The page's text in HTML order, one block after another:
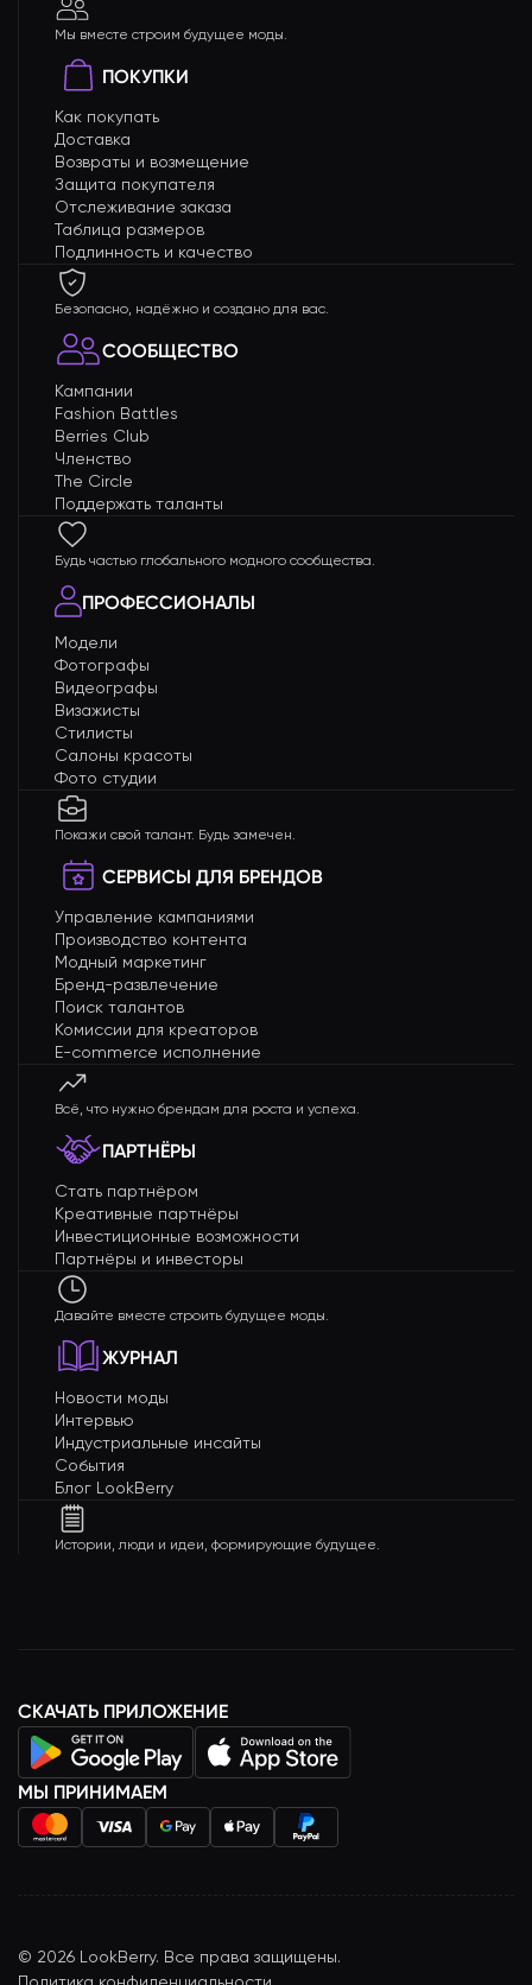
Мы вместе строим будущее моды.
ПОКУПКИ
Как покупать
Доставка
Возвраты и возмещение
Защита покупателя
Отслеживание заказа
Таблица размеров
Подлинность и качество
Безопасно, надёжно и создано для вас.
СООБЩЕСТВО
Кампании
Fashion Battles
Berries Club
Членство
The Circle
Поддержать таланты
Будь частью глобального модного сообщества.
ПРОФЕССИОНАЛЫ
Модели
Фотографы
Видеографы
Визажисты
Стилисты
Салоны красоты
Фото студии
Покажи свой талант. Будь замечен.
СЕРВИСЫ ДЛЯ БРЕНДОВ
Управление кампаниями
Производство контента
Модный маркетинг
Бренд-развлечение
Поиск талантов
Комиссии для креаторов
E-commerce исполнение
Всё, что нужно брендам для роста и успеха.
ПАРТНЁРЫ
Стать партнёром
Креативные партнёры
Инвестиционные возможности
Партнёры и инвесторы
Давайте вместе строить будущее моды.
ЖУРНАЛ
Новости моды
Интервью
Индустриальные инсайты
События
Блог LookBerry
Истории, люди и идеи, формирующие будущее.
СКАЧАТЬ ПРИЛОЖЕНИЕ
МЫ ПРИНИМАЕМ
© 2026 LookBerry. Все права защищены.